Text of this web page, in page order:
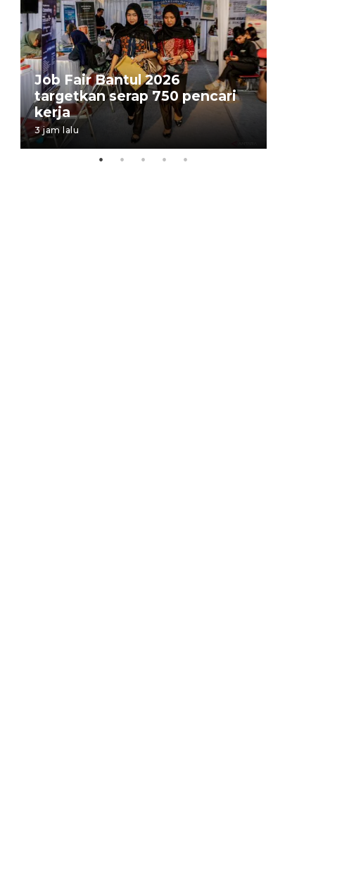
Job Fair Bantul 2026
targetkan serap 750 pencari
kerja
3 jam lalu